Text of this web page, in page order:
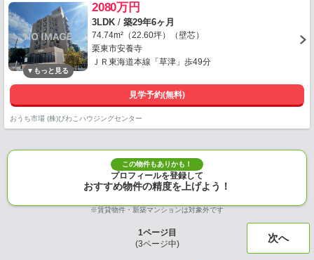
2080万円
3LDK / 築29年6ヶ月
74.74m²（22.60坪）（壁芯）
栗東市安養寺
ＪＲ東海道本線「草津」歩49分
見学予約(無料)
おうち市場 (株)びわこハウジングセンター
この物件もありかも！
プロフィールを登録して
おすすめ物件の精度を上げよう！
※賃貸物件・新築マンションは対象外です
1ページ目
(3ページ中) 次へ